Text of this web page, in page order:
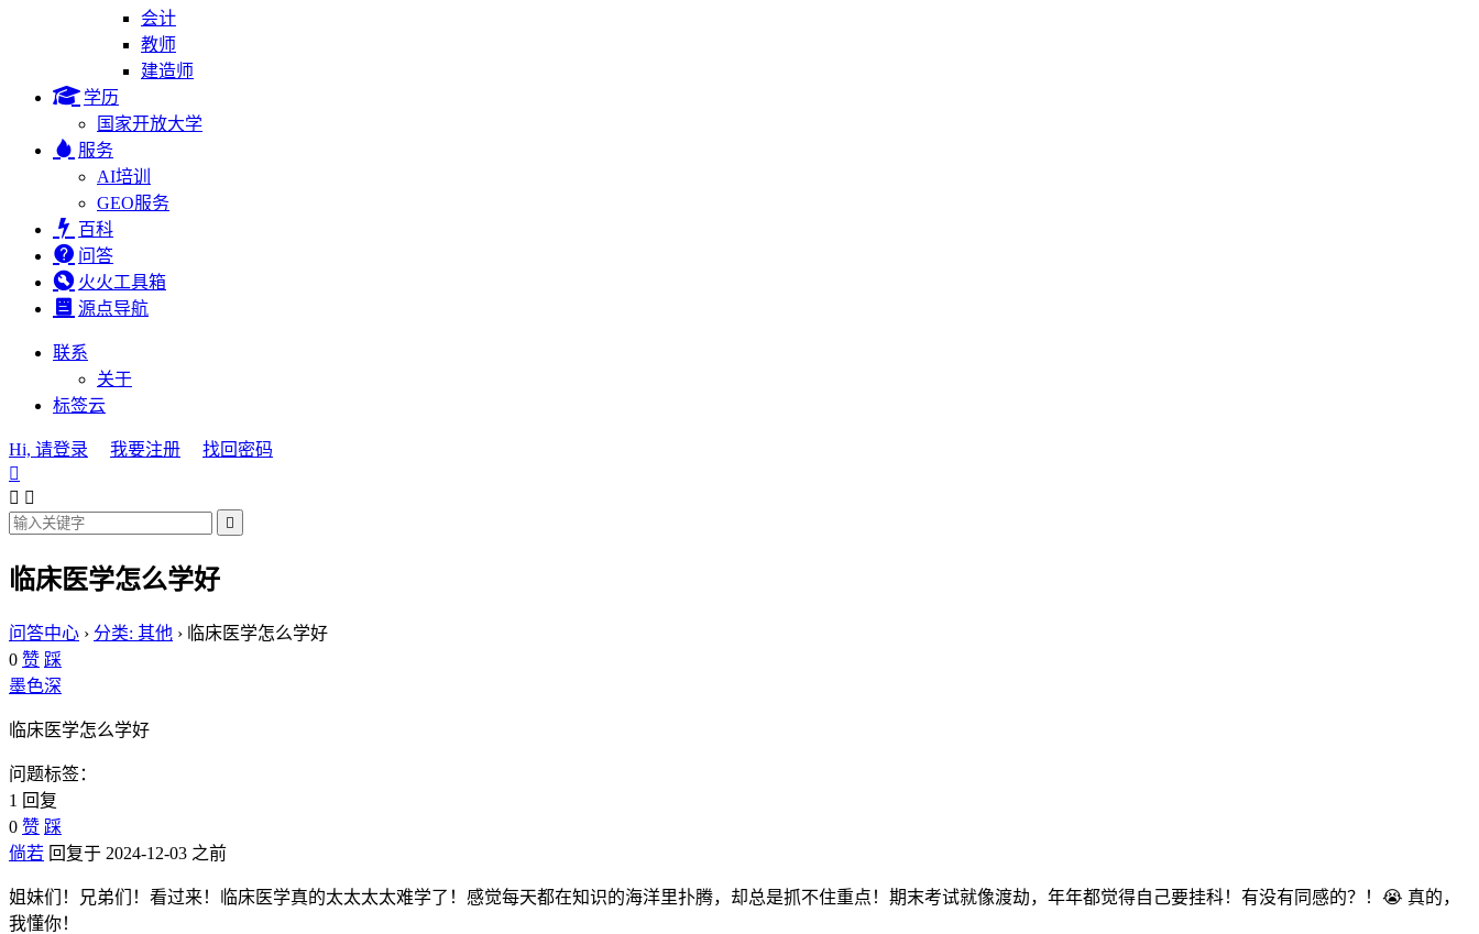
会计
教师
建造师
学历
国家开放大学
服务
AI培训
GEO服务
百科
问答
火火工具箱
源点导航
联系
关于
标签云
Hi, 请登录 我要注册
找回密码

 

临床医学怎么学好
问答中心 › 分类: 其他 › 临床医学怎么学好
0 赞 踩
墨色深
临床医学怎么学好
问题标签：
1 回复
0 赞 踩
倘若 回复于 2024-12-03 之前
姐妹们！兄弟们！看过来！临床医学真的太太太太难学了！感觉每天都在知识的海洋里扑腾，却总是抓不住重点！期末考试就像渡劫，年年都觉得自己要挂科！有没有同感的？！😭 真的，
我懂你！